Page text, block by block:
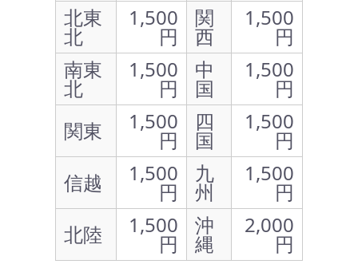
北東
北
1,500
円
関
西
1,500
円
南東
北
1,500
円
中
国
1,500
円
関東
1,500
円
四
国
1,500
円
信越
1,500
円
九
州
1,500
円
北陸
1,500
円
沖
縄
2,000
円